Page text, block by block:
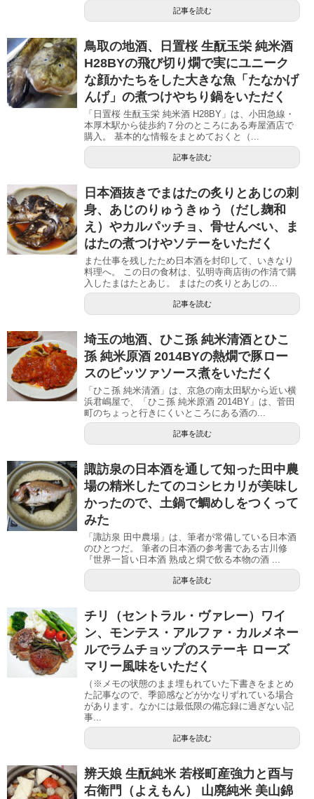
記事を読む
鳥取の地酒、日置桜 生酛玉栄 純米酒
H28BYの飛び切り燗で実にユニーク
な顔かたちをした大きな魚「たなかげ
んげ」の煮つけやちり鍋をいただく
「日置桜 生酛玉栄 純米酒 H28BY」は、小田急線・
本厚木駅から徒歩約７分のところにある寿屋酒店で
購入。 基本的な情報をまとめておくと（...
記事を読む
日本酒抜きでまはたの炙りとあじの刺
身、あじのりゅうきゅう（だし麹和
え）やカルパッチョ、骨せんべい、ま
はたの煮つけやソテーをいただく
また仕事を残したため日本酒を封印して、いきなり
料理へ。 この日の食材は、弘明寺商店街の作清で購
入したまはたとあじ。 まはたの炙りとあじの...
記事を読む
埼玉の地酒、ひこ孫 純米清酒とひこ
孫 純米原酒 2014BYの熱燗で豚ロー
スのピッツァソース煮をいただく
「ひこ孫 純米清酒」は、京急の南太田駅から近い横
浜君嶋屋で、「ひこ孫 純米原酒 2014BY」は、菅田
町のちょっと行きにくいところにある酒の...
記事を読む
諏訪泉の日本酒を通して知った田中農
場の精米したてのコシヒカリが美味し
かったので、土鍋で鯛めしをつくって
みた
「諏訪泉 田中農場」は、筆者が常備している日本酒
のひとつだ。 筆者の日本酒の参考書である古川修
『世界一旨い日本酒 熟成と燗で飲る本物の酒 ...
記事を読む
チリ（セントラル・ヴァレー）ワイ
ン、モンテス・アルファ・カルメネー
ルでラムチョップのステーキ ローズ
マリー風味をいただく
（※メモの状態のまま埋もれていた下書きをまとめ
た記事なので、季節感などがかなりずれている場合
があります。なかには最低限の備忘録に過ぎない記
事...
記事を読む
辨天娘 生酛純米 若桜町産強力と酉与
右衛門（よえもん） 山廃純米 美山錦